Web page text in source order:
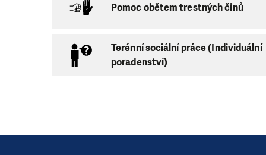
ociálně
Sociálně
Kapacita:max.
Pomoc obětem trestných činů
Terénní sociální práce (Individuální
poradenství)